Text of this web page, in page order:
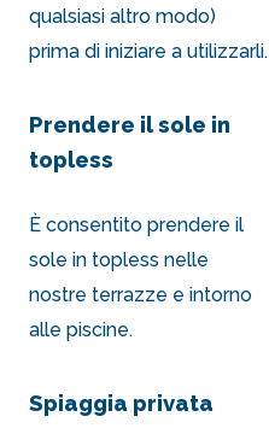
qualsiasi altro modo)
prima di iniziare a utilizzarli.
Prendere il sole in
topless
È consentito prendere il
sole in topless nelle
nostre terrazze e intorno
alle piscine.
Spiaggia privata